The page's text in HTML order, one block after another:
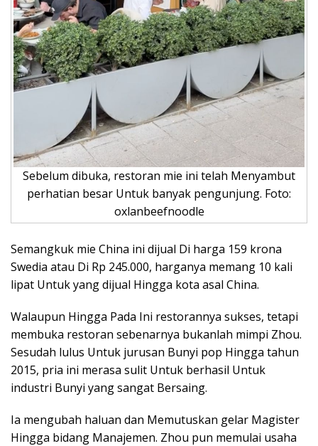
Sebelum dibuka, restoran mie ini telah Menyambut
perhatian besar Untuk banyak pengunjung. Foto:
oxlanbeefnoodle
Semangkuk mie China ini dijual Di harga 159 krona
Swedia atau Di Rp 245.000, harganya memang 10 kali
lipat Untuk yang dijual Hingga kota asal China.
Walaupun Hingga Pada Ini restorannya sukses, tetapi
membuka restoran sebenarnya bukanlah mimpi Zhou.
Sesudah lulus Untuk jurusan Bunyi pop Hingga tahun
2015, pria ini merasa sulit Untuk berhasil Untuk
industri Bunyi yang sangat Bersaing.
Ia mengubah haluan dan Memutuskan gelar Magister
Hingga bidang Manajemen. Zhou pun memulai usaha